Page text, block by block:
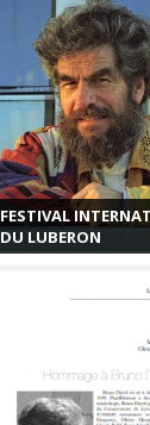
FESTIVAL
DU LUBERON